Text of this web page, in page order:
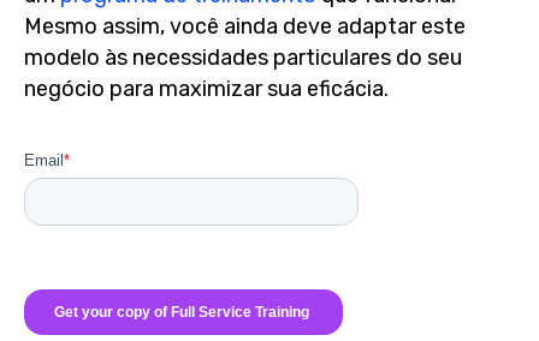
Mesmo assim, você ainda deve adaptar este
modelo às necessidades particulares do seu
negócio para maximizar sua eficácia.